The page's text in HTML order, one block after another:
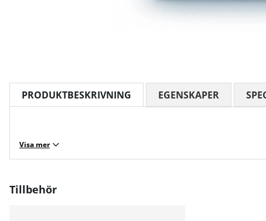
PRODUKTBESKRIVNING
Visa mer
EGENSKAPER
Tillbehör